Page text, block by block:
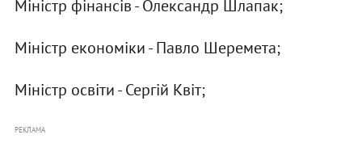
Міністр фінансів - Олександр Шлапак;
Міністр економіки - Павло Шеремета;
Міністр освіти - Сергій Квіт;
РЕКЛАМА